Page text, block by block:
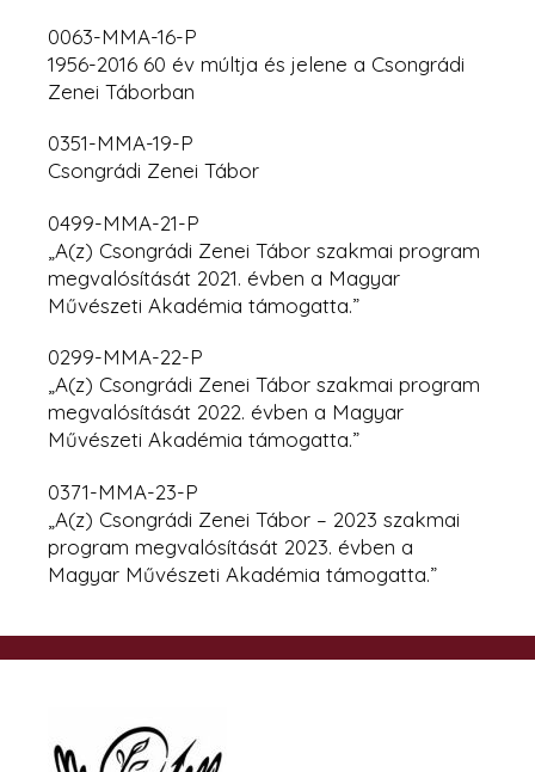
0063-MMA-16-P
1956-2016 60 év múltja és jelene a Csongrádi
Zenei Táborban
0351-MMA-19-P
Csongrádi Zenei Tábor
0499-MMA-21-P
„A(z) Csongrádi Zenei Tábor szakmai program
megvalósítását 2021. évben a Magyar
Művészeti Akadémia támogatta.”
0299-MMA-22-P
„A(z) Csongrádi Zenei Tábor szakmai program
megvalósítását 2022. évben a Magyar
Művészeti Akadémia támogatta.”
0371-MMA-23-P
„A(z) Csongrádi Zenei Tábor – 2023 szakmai
program megvalósítását 2023. évben a
Magyar Művészeti Akadémia támogatta.”